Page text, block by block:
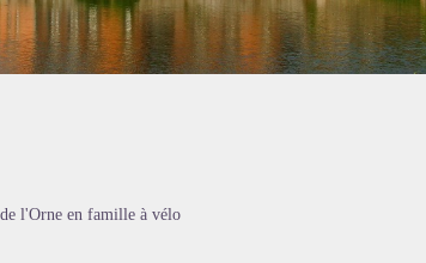
l'Orne en famille à vélo